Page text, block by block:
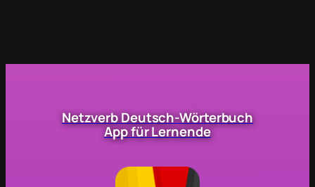
Netzverb Deutsch-Wörterbuch
App für Lernende